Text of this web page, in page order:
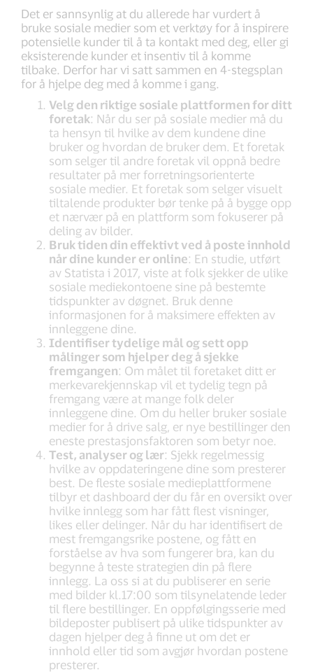
Det er sannsynlig at du allerede har vurdert å
bruke sosiale medier som et verktøy for å inspirere
potensielle kunder til å ta kontakt med deg, eller gi
eksisterende kunder et insentiv til å komme
tilbake. Derfor har vi satt sammen en 4-stegsplan
for å hjelpe deg med å komme i gang.
Velg den riktige sosiale plattformen for ditt
foretak: Når du ser på sosiale medier må du
ta hensyn til hvilke av dem kundene dine
bruker og hvordan de bruker dem. Et foretak
som selger til andre foretak vil oppnå bedre
resultater på mer forretningsorienterte
sosiale medier. Et foretak som selger visuelt
tiltalende produkter bør tenke på å bygge opp
et nærvær på en plattform som fokuserer på
deling av bilder.
Bruk tiden din effektivt ved å poste innhold
når dine kunder er online: En studie, utført
av Statista i 2017, viste at folk sjekker de ulike
sosiale mediekontoene sine på bestemte
tidspunkter av døgnet. Bruk denne
informasjonen for å maksimere effekten av
innleggene dine.
Identifiser tydelige mål og sett opp
målinger som hjelper deg å sjekke
fremgangen: Om målet til foretaket ditt er
merkevarekjennskap vil et tydelig tegn på
fremgang være at mange folk deler
innleggene dine. Om du heller bruker sosiale
medier for å drive salg, er nye bestillinger den
eneste prestasjonsfaktoren som betyr noe.
Test, analyser og lær: Sjekk regelmessig
hvilke av oppdateringene dine som presterer
best. De fleste sosiale medieplattformene
tilbyr et dashboard der du får en oversikt over
hvilke innlegg som har fått flest visninger,
likes eller delinger. Når du har identifisert de
mest fremgangsrike postene, og fått en
forståelse av hva som fungerer bra, kan du
begynne å teste strategien din på flere
innlegg. La oss si at du publiserer en serie
med bilder kl.17:00 som tilsynelatende leder
til flere bestillinger. En oppfølgingsserie med
bildeposter publisert på ulike tidspunkter av
dagen hjelper deg å finne ut om det er
innhold eller tid som avgjør hvordan postene
presterer.